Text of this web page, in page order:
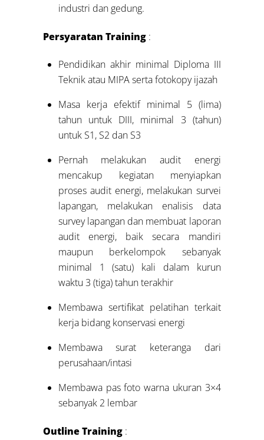
industri dan gedung.
Persyaratan Training :
Pendidikan akhir minimal Diploma III
Teknik atau MIPA serta fotokopy ijazah
Masa kerja efektif minimal 5 (lima)
tahun untuk DIII, minimal 3 (tahun)
untuk S1, S2 dan S3
Pernah melakukan audit energi
mencakup kegiatan menyiapkan
proses audit energi, melakukan survei
lapangan, melakukan enalisis data
survey lapangan dan membuat laporan
audit energi, baik secara mandiri
maupun berkelompok sebanyak
minimal 1 (satu) kali dalam kurun
waktu 3 (tiga) tahun terakhir
Membawa sertifikat pelatihan terkait
kerja bidang konservasi energi
Membawa surat keteranga dari
perusahaan/intasi
Membawa pas foto warna ukuran 3×4
sebanyak 2 lembar
Outline Training :